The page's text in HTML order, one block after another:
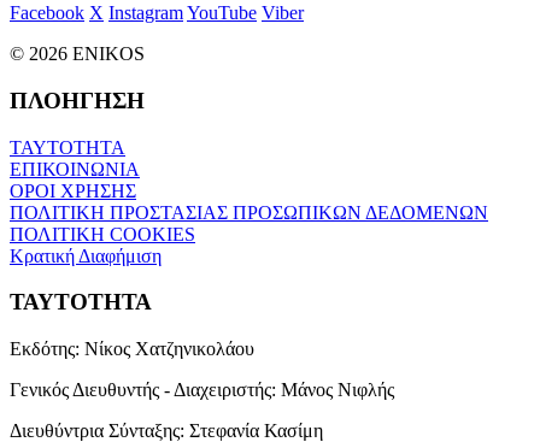
Facebook X InstagramYouTube Viber
© 2026 ENIKOS
ΠΛΟΗΓΗΣΗ
ΤΑΥΤΟΤΗΤΑ
ΕΠΙΚΟΙΝΩΝΙΑ
ΟΡΟΙ ΧΡΗΣΗΣ
ΠΟΛΙΤΙΚΗ ΠΡΟΣΤΑΣΙΑΣ ΠΡΟΣΩΠΙΚΩΝ ΔΕΔΟΜΕΝΩΝ
ΠΟΛΙΤΙΚΗ COOKIES
Κρατική Διαφήμιση
ΤΑΥΤΟΤΗΤΑ
Εκδότης: Νίκος Χατζηνικολάου
Γενικός Διευθυντής - Διαχειριστής: Μάνος Νιφλής
Διευθύντρια Σύνταξης: Στεφανία Κασίμη